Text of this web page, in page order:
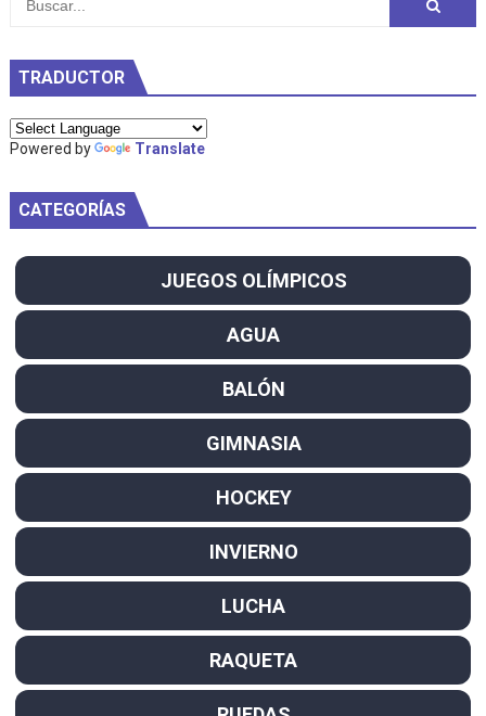
TRADUCTOR
Powered by Translate
CATEGORÍAS
JUEGOS OLÍMPICOS
AGUA
BALÓN
GIMNASIA
HOCKEY
INVIERNO
LUCHA
RAQUETA